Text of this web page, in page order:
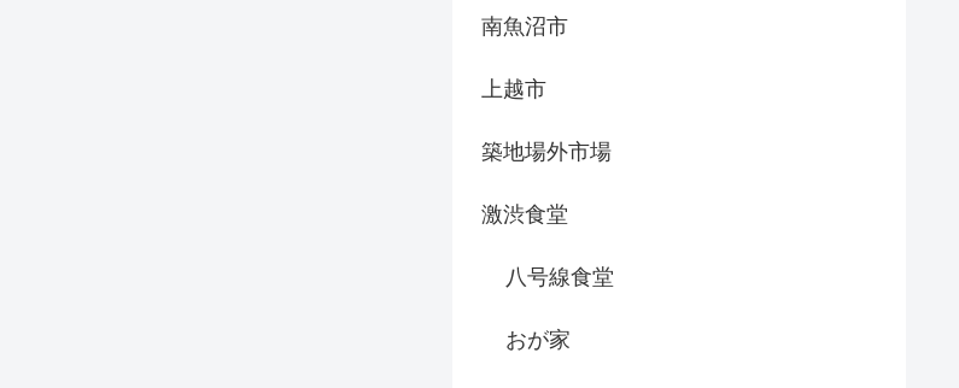
南魚沼市
上越市
築地場外市場
激渋食堂
八号線食堂
おが家